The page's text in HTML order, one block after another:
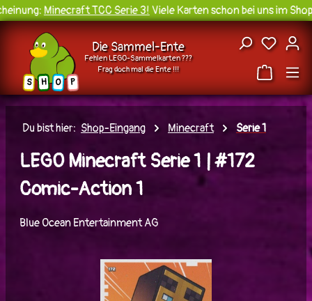
Zum Hauptinhalt springen
Minecraft TCC Serie 3!Viele Karten schon bei uns im Shop
S H O P
Die Sammel-Ente
Fehlen LEGO-Sammelkarten ???
Frag doch mal die Ente !!!
Du
Du bist hier: Shop-Eingang Minecraft Serie 1
LEGO Minecraft Serie 1 | #172
Comic-Action 1
Blue Ocean Entertainment AG
Bildergalerie überspringen